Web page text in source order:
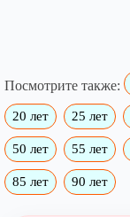
Посмотрите также:
20 лет 25 лет
50 лет 55 лет
85 лет 90 лет